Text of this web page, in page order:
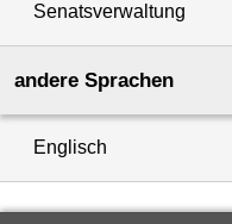
Senatsverwaltung
andere Sprachen
Englisch